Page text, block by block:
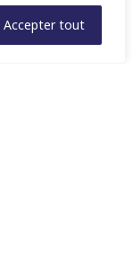
Accepter tout